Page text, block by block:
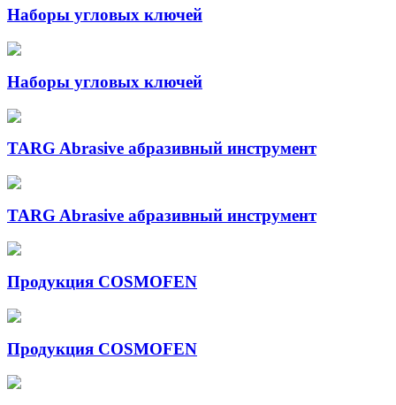
Наборы угловых ключей
Наборы угловых ключей
TARG Abrasive абразивный инструмент
TARG Abrasive абразивный инструмент
Продукция COSMOFEN
Продукция COSMOFEN